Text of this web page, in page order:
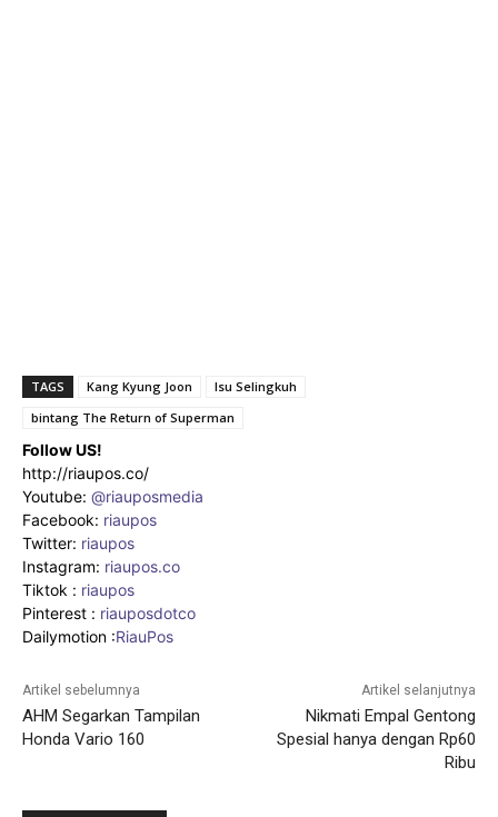
TAGS Kang Kyung Joon
Isu Selingkuh
bintang The Return of Superman
Follow US!
http://riaupos.co/
Youtube: @riauposmedia
Facebook: riaupos
Twitter: riaupos
Instagram: riaupos.co
Tiktok : riaupos
Pinterest : riauposdotco
Dailymotion :RiauPos
Artikel sebelumnya
AHM Segarkan Tampilan
Honda Vario 160
Artikel selanjutnya
Nikmati Empal Gentong
Spesial hanya dengan Rp60
Ribu